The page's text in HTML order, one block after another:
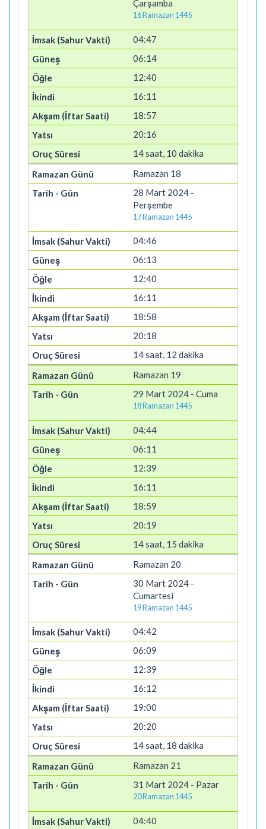
Çarşamba
16 Ramazan 1445
04:47
06:14
12:40
16:11
18:57
20:16
14 saat, 10 dakika
Ramazan 18
28 Mart 2024 -
Perşembe
17 Ramazan 1445
04:46
06:13
12:40
16:11
18:58
20:18
14 saat, 12 dakika
Ramazan 19
29 Mart 2024 - Cuma
18 Ramazan 1445
04:44
06:11
12:39
16:11
18:59
20:19
14 saat, 15 dakika
Ramazan 20
30 Mart 2024 -
Cumartesi
19 Ramazan 1445
04:42
06:09
12:39
16:12
19:00
20:20
14 saat, 18 dakika
Ramazan 21
31 Mart 2024 - Pazar
20 Ramazan 1445
04:40